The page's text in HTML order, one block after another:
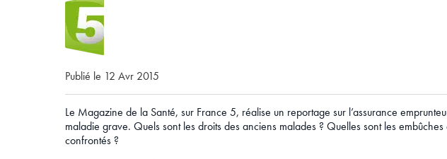
Publié le 12 Avr 2015
Le Magazine de la Santé, sur France 5, réalise un reportage sur l’assurance
maladie grave. Quels sont les droits des anciens malades ? Quelles sont les
confrontés ?